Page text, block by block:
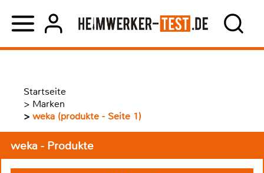
Startseite
> Marken
> weka (produkte - Seite 1)
weka - Produkte